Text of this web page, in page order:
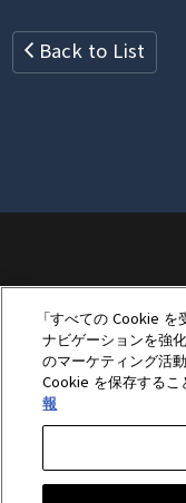
Back to List
「すべての Cookie を
ナビゲーションを強
のマーケティング活
Cookie を保存するこ
報